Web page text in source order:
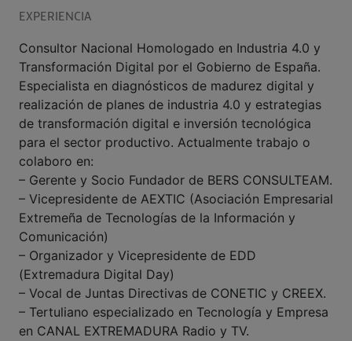
EXPERIENCIA
Consultor Nacional Homologado en Industria 4.0 y
Transformación Digital por el Gobierno de España.
Especialista en diagnósticos de madurez digital y
realización de planes de industria 4.0 y estrategias
de transformación digital e inversión tecnológica
para el sector productivo. Actualmente trabajo o
colaboro en:
– Gerente y Socio Fundador de BERS CONSULTEAM.
– Vicepresidente de AEXTIC (Asociación Empresarial
Extremeña de Tecnologías de la Información y
Comunicación)
– Organizador y Vicepresidente de EDD
(Extremadura Digital Day)
– Vocal de Juntas Directivas de CONETIC y CREEX.
– Tertuliano especializado en Tecnología y Empresa
en CANAL EXTREMADURA Radio y TV.